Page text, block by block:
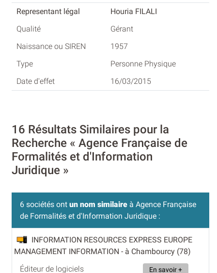
Houria FILALI
Gérant
1957
Personne Physique
16/03/2015
16 Résultats Similaires pour la
Recherche « Agence Française de
Formalités et d'Information
Juridique »
6 sociétés ont un nom similaire à Agence Française
de Formalités et d'Information Juridique :
INFORMATION RESOURCES EXPRESS EUROPE
MANAGEMENT INFORMATION - à Chambourcy (78)
Éditeur de logiciels
En savoir +